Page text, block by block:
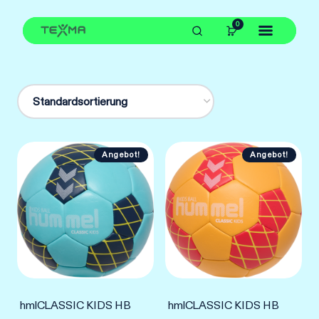
Inhalt
springen
0
Angebot!
hmlCLASSIC KIDS HB
Angebot!
hmlCLASSIC KIDS HB